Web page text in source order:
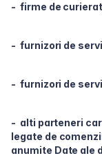
- firme de
- furnizori de
- furnizori de
- alti parteneri
legate de
anumite Date ale